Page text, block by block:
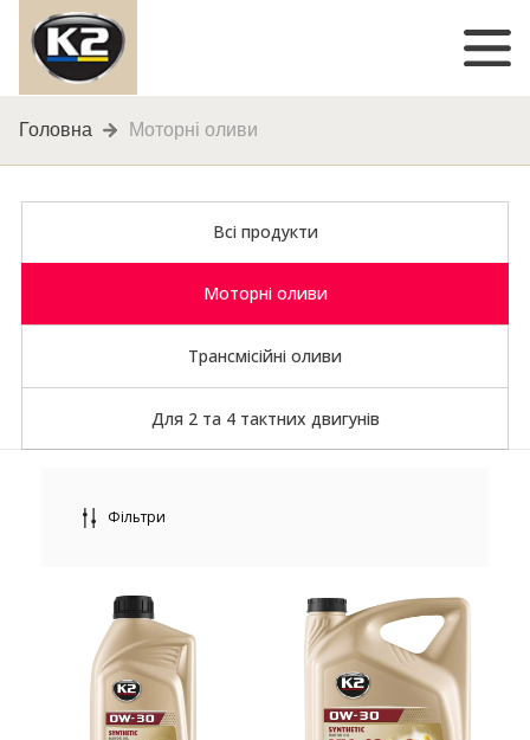
Головна Моторні оливи
Моторні оливи
Для 2 та 4 тактних двигунів
Трансмісійні оливи
Всі продукти
Фільтри